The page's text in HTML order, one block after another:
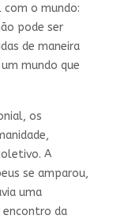
o mundo:
pode ser
de maneira
mundo que
os
A
se amparou,
uma
encontro da